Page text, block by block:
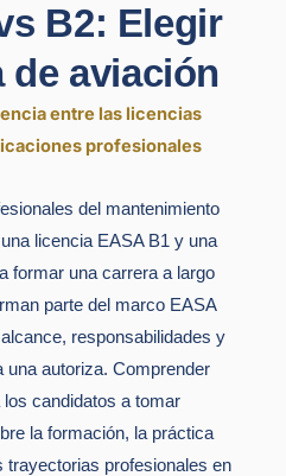
B2: Elegir
de aviación
entre las licencias
profesionales
del mantenimiento
licencia EASA B1 y una
formar una carrera a largo
parte del marco EASA
responsabilidades y
una autoriza. Comprender
candidatos a tomar
la formación, la práctica
trayectorias profesionales en